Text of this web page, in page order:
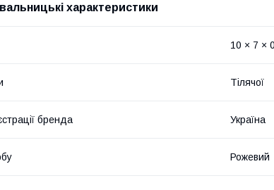
характеристики
10 × 7 ×
Тілячої
бренда Україна
Рожевий